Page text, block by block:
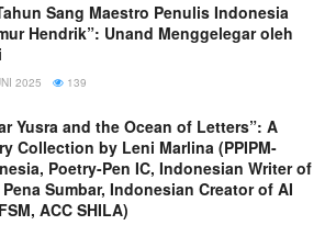
Sang Maestro Penulis Indonesia
Hendrik”: Unand Menggelegar oleh
2025 139
Yusra and the Ocean of Letters”: A
Collection by Leni Marlina (PPIPM-
Poetry-Pen IC, Indonesian Writer of
Sumbar, Indonesian Creator of AI
ACC SHILA)